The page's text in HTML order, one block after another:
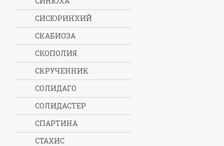
СИСЮРИНХИЙ
СКАБИОЗА
СКОПОЛИЯ
СКРУЧЕННИК
СОЛИДАГО
СОЛИДАСТЕР
СПАРТИНА
СТАХИС